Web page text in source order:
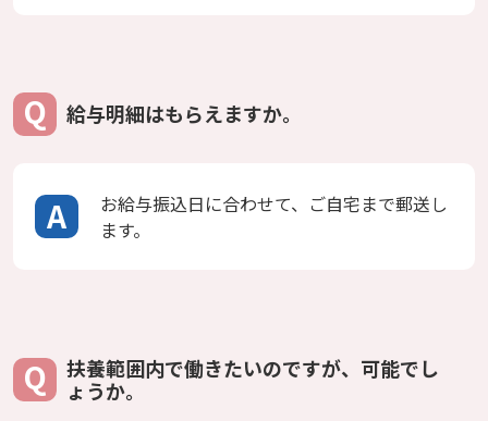
給与明細はもらえますか。
お給与振込日に合わせて、ご自宅まで郵送し
ます。
扶養範囲内で働きたいのですが、可能でし
ょうか。